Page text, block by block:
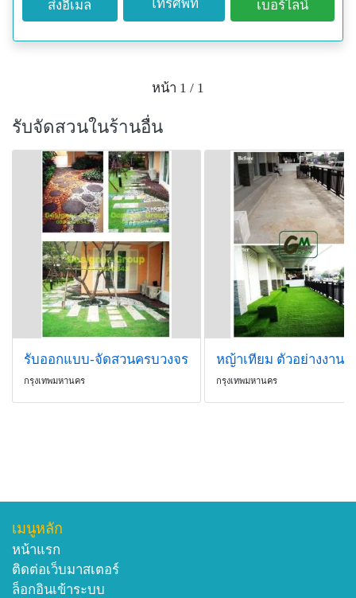
ส่งอีเมล โทรศัพท์ เบอร์ไลน์
หน้า 1 / 1
รับจัดสวนในร้านอื่น
รับออกแบบ-จัดสวนครบวงจร
กรุงเทพมหานคร กรุงเทพมหานคร
เมนูหลัก
หน้าแรก
ติดต่อเว็บมาสเตอร์
ล็อกอินเข้าระบบ